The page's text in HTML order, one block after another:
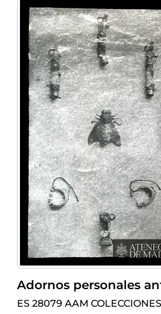
Adornos personales
ES 28079 AAM